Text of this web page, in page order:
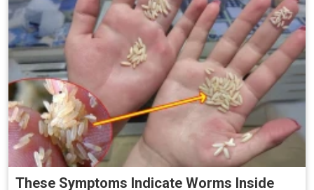
These Symptoms Indicate Worms Inside